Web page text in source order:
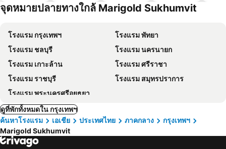
จุดหมายปลายทางใกล้ Marigold Sukhumvit
โรงแรม กรุงเทพฯ
โรงแรม พัทยา
โรงแรม ชลบุรี
โรงแรม นครนายก
โรงแรม เกาะล้าน
โรงแรม ศรีราชา
โรงแรม ราชบุรี
โรงแรม สมุทรปราการ
โรงแรม พระนครศรีอยุธยา
ดูที่พักทั้งหมดใน กรุงเทพฯ
ค้นหาโรงแรม
เอเชีย ประเทศไทย ภาคกลาง
กรุงเทพฯ
Marigold Sukhumvit